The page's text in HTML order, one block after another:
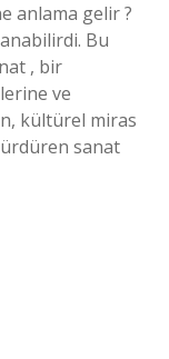
anlama gelir ?
Bu
, bir
ve
kültürel miras
sanat